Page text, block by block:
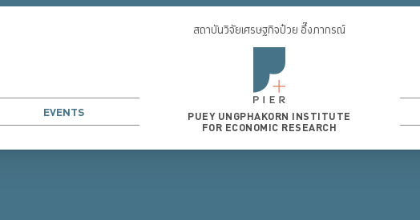
EVENTS
สถาบันวิจัยเศรษฐกิจป๋วย อึ๊งภากรณ์
PUEY UNGPHAKORN INSTITUTE
FOR ECONOMIC RESEARCH